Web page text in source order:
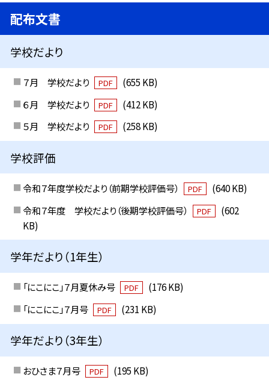
配布文書
学校だより
７月 学校だより PDF
(655 KB)
６月 学校だより
PDF
(412 KB)
５月 学校だより
PDF (258 KB)
学校評価
令和７年度学校だより（前期学校評価号） PDF
(640 KB)
令和７年度 学校だより（後期学校評価号）
PDF
(602
KB)
学年だより（1年生）
「にこにこ」７月夏休み号 PDF
(176 KB)
「にこにこ」７月号
PDF (231 KB)
学年だより（3年生）
おひさま７月号 PDF (195 KB)